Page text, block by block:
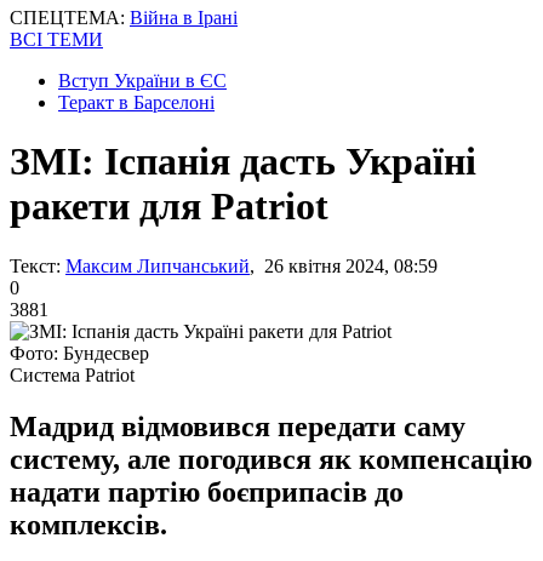
СПЕЦТЕМА: Війна в Ірані
ВСІ ТЕМИ
Вступ України в ЄС
Теракт в Барселоні
ЗМІ: Іспанія дасть Україні
ракети для Patriot
Текст: Максим Липчанський, 26 квітня 2024, 08:59
0
3881
Фото: Бундесвер
Система Patriot
Мадрид відмовився передати саму
систему, але погодився як компенсацію
надати партію боєприпасів до
комплексів.